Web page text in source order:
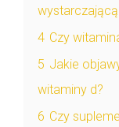
4 Czy
5 Jakie
witaminy d?
6 Czy